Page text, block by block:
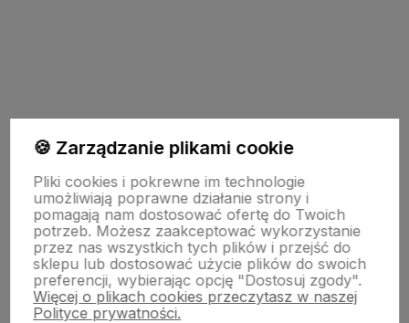
Pomoc
Moje konto
Płatności i dostawa
🍪 Zarządzanie plikami cookie
Pliki cookies i pokrewne im technologie
umożliwiają poprawne działanie strony i
pomagają nam dostosować ofertę do Twoich
potrzeb. Możesz zaakceptować wykorzystanie
przez nas wszystkich tych plików i przejść do
sklepu lub dostosować użycie plików do swoich
preferencji, wybierając opcję "Dostosuj zgody".
Więcej o plikach cookies przeczytasz w naszej
Polityce prywatności.